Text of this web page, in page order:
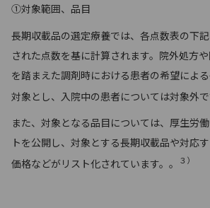
①対象範囲、品目
長期収載品の選定療養では、各点数表の下
された点数を基に計算されます。院外処方
を踏まえた調剤時における患者の希望によ
対象とし、入院中の患者については対象外で
また、対象となる品目については、厚生労
トを公開し、対象とする長期収載品や対応
価格などがリスト化されています。。
３）